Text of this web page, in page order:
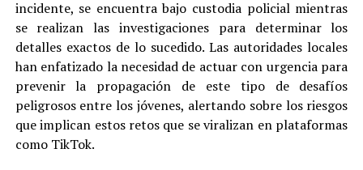
incidente, se encuentra bajo custodia policial mientras
se realizan las investigaciones para determinar los
detalles exactos de lo sucedido. Las autoridades locales
han enfatizado la necesidad de actuar con urgencia para
prevenir la propagación de este tipo de desafíos
peligrosos entre los jóvenes, alertando sobre los riesgos
que implican estos retos que se viralizan en plataformas
como TikTok.